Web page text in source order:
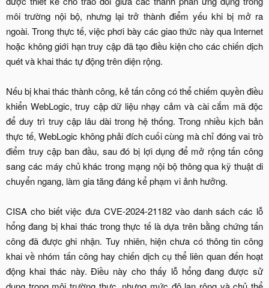
môi trường nội bộ, nhưng lại trở thành điểm yếu khi bị mở ra
ngoài. Trong thực tế, việc phơi bày các giao thức này qua Internet
hoặc không giới hạn truy cập đã tạo điều kiện cho các chiến dịch
quét và khai thác tự động trên diện rộng.
Nếu bị khai thác thành công, kẻ tấn công có thể chiếm quyền điều
khiển WebLogic, truy cập dữ liệu nhạy cảm và cài cắm mã độc
để duy trì truy cập lâu dài trong hệ thống. Trong nhiều kịch bản
thực tế, WebLogic không phải đích cuối cùng mà chỉ đóng vai trò
điểm truy cập ban đầu, sau đó bị lợi dụng để mở rộng tấn công
sang các máy chủ khác trong mạng nội bộ thông qua kỹ thuật di
chuyển ngang, làm gia tăng đáng kể phạm vi ảnh hưởng.
CISA cho biết việc đưa CVE-2024-21182 vào danh sách các lỗ
hổng đang bị khai thác trong thực tế là dựa trên bằng chứng tấn
công đã được ghi nhận. Tuy nhiên, hiện chưa có thông tin công
khai về nhóm tấn công hay chiến dịch cụ thể liên quan đến hoạt
động khai thác này. Điều này cho thấy lỗ hổng đang được sử